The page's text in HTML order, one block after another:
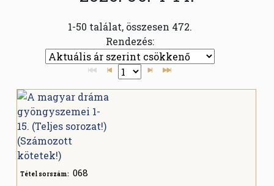
1-50 találat, összesen 472.
Rendezés:
Tétel sorszám: 068